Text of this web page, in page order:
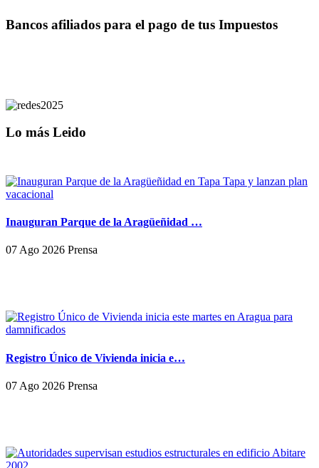
Bancos afiliados para el pago de tus Impuestos
Lo más Leido
Inauguran Parque de la Aragüeñidad …
07 Ago 2026 Prensa
Registro Único de Vivienda inicia e…
07 Ago 2026 Prensa